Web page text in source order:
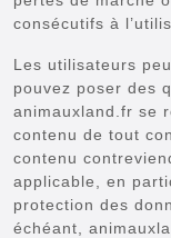
consécutifs à
Les utilisateurs
pouvez poser des
animauxland.fr se
contenu de tout
contenu
applicable, en
protection des
échéant,